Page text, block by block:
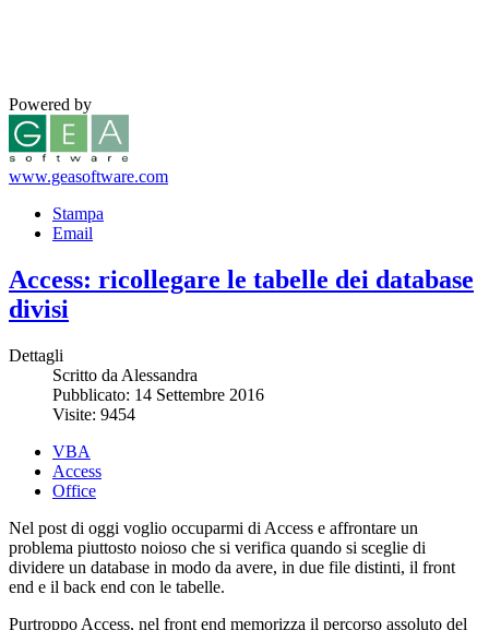
Powered by
www.geasoftware.com
Stampa
Email
Access: ricollegare le tabelle dei database
divisi
Dettagli
Scritto da Alessandra
Pubblicato: 14 Settembre 2016
Visite: 9454
VBA
Access
Office
Nel post di oggi voglio occuparmi di Access e affrontare un
problema piuttosto noioso che si verifica quando si sceglie di
dividere un database in modo da avere, in due file distinti, il front
end e il back end con le tabelle.
Purtroppo Access, nel front end memorizza il percorso assoluto del